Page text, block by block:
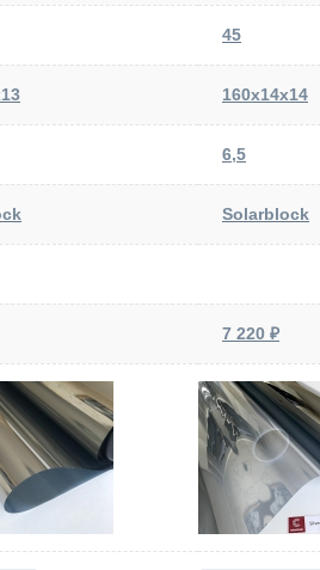
45
160х14х14
6,5
Solarblock
7 220 ₽